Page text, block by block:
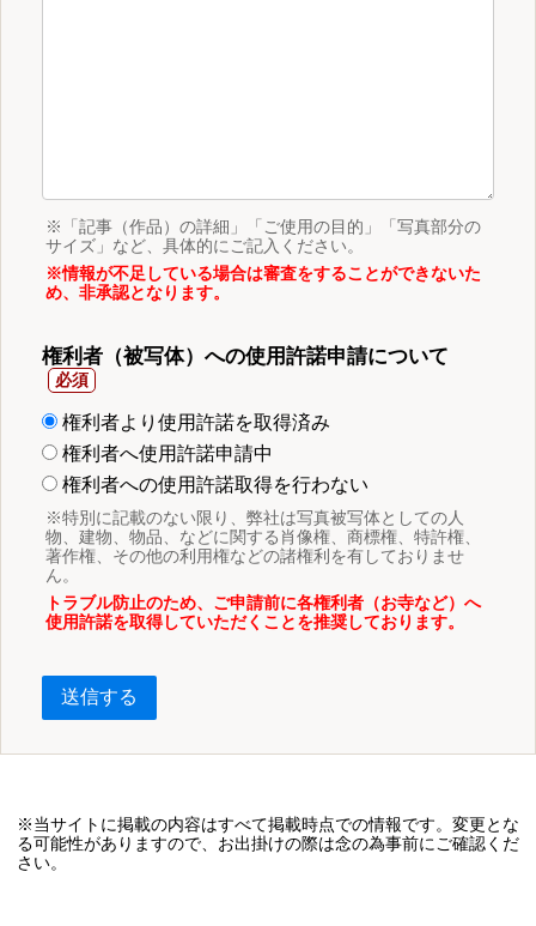
※「記事（作品）の詳細」「ご使用の目的」「写真部分の
サイズ」など、具体的にご記入ください。
※情報が不足している場合は審査をすることができないた
め、非承認となります。
権利者（被写体）への使用許諾申請について
権利者より使用許諾を取得済み
権利者へ使用許諾申請中
権利者への使用許諾取得を行わない
※特別に記載のない限り、弊社は写真被写体としての人
物、建物、物品、などに関する肖像権、商標権、特許権、
著作権、その他の利用権などの諸権利を有しておりませ
ん。
トラブル防止のため、ご申請前に各権利者（お寺など）へ
使用許諾を取得していただくことを推奨しております。
送信する
※当サイトに掲載の内容はすべて掲載時点での情報です。変更とな
る可能性がありますので、お出掛けの際は念の為事前にご確認くだ
さい。